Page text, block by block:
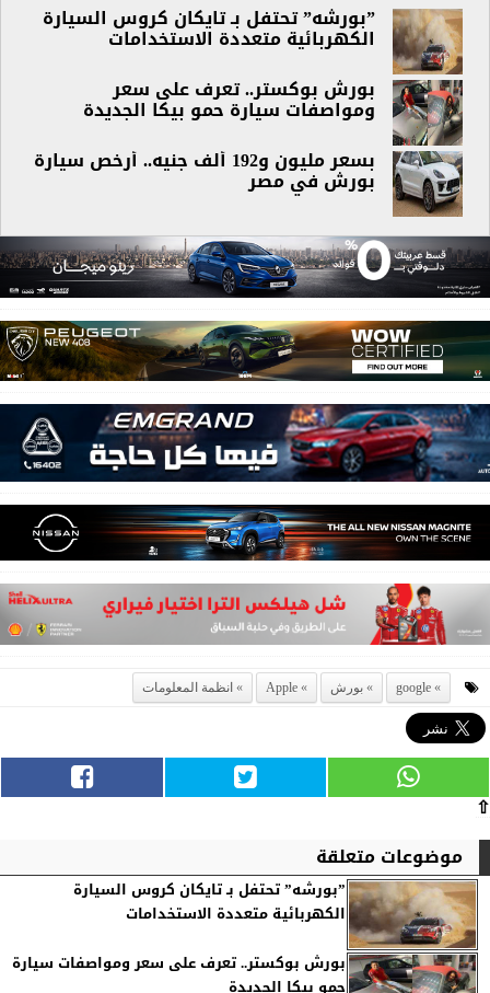
”بورشه” تحتفل بـ تايكان كروس السيارة
الكهربائية متعددة الاستخدامات
بورش بوكستر.. تعرف على سعر
ومواصفات سيارة حمو بيكا الجديدة
بسعر مليون و192 ألف جنيه.. أرخص سيارة
بورش في مصر
google بورش Apple انظمة المعلومات
⇧
موضوعات متعلقة
”بورشه” تحتفل بـ تايكان كروس السيارة
الكهربائية متعددة الاستخدامات
بورش بوكستر.. تعرف على سعر ومواصفات سيارة
حمو بيكا الجديدة